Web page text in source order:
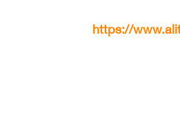
https://